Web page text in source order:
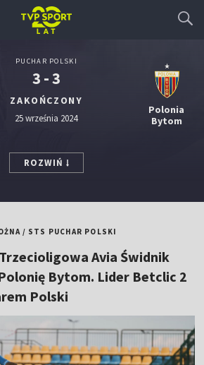
PUCHAR POLSKI
3 - 3
ZAKOŃCZONY
25 września 2024
Polonia
Bytom
ROZWIŃ
/ STS PUCHAR POLSKI
Avia Świdnik
Bytom. Lider Betclic 2
Polski